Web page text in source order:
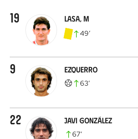
19 Lasa, M
49’
9 Ezquerro
63’
22 Javi González
67’